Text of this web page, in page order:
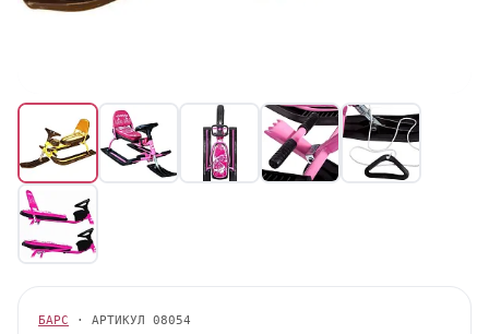
БАРС · АРТИКУЛ 08054